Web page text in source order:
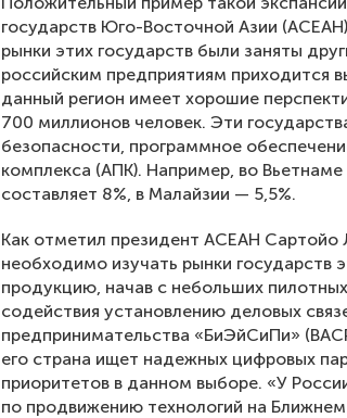
государств Юго-Восточной Азии
рынки этих государств были заняты
российским предприятиям приходится
данный регион имеет хорошие
700 миллионов человек. Эти
безопасности, программное
комплекса (АПК). Например, во
составляет 8%, в Малайзии — 5,5%.
Как отметил президент АСЕАН
необходимо изучать рынки государств
продукцию, начав с небольших
содействия установлению деловых
предпринимательства «БиЭйСиПи»
его страна ищет надежных цифровых
приоритетов в данном выборе. «У
по продвижению технологий на